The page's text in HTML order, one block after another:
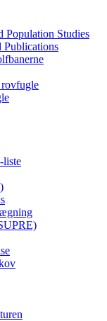
Population Studies
Publications
liste